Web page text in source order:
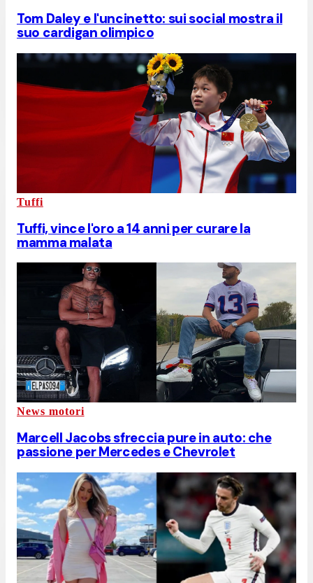
Tom Daley e l'uncinetto: sui social mostra il
suo cardigan olimpico
Tuffi
Tuffi, vince l'oro a 14 anni per curare la
mamma malata
News motori
Marcell Jacobs sfreccia pure in auto: che
passione per Mercedes e Chevrolet